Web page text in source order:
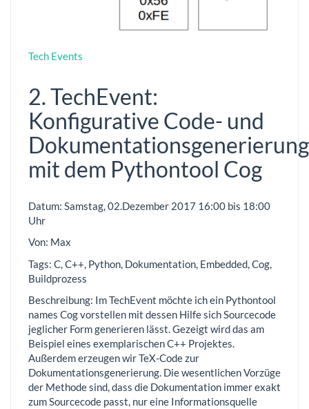
Tech Events
2. TechEvent:
Konfigurative Code- und
Dokumentationsgenerierung
mit dem Pythontool Cog
Datum: Samstag, 02.Dezember 2017 16:00 bis 18:00
Uhr
Von: Max
Tags: C, C++, Python, Dokumentation, Embedded, Cog,
Buildprozess
Beschreibung: Im TechEvent möchte ich ein Pythontool
names Cog vorstellen mit dessen Hilfe sich Sourcecode
jeglicher Form generieren lässt. Gezeigt wird das am
Beispiel eines exemplarischen C++ Projektes.
Außerdem erzeugen wir TeX-Code zur
Dokumentationsgenerierung. Die wesentlichen Vorzüge
der Methode sind, dass die Dokumentation immer exakt
zum Sourcecode passt, nur eine Informationsquelle